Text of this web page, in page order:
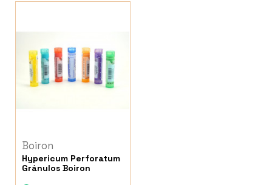
Boiron
Hypericum Perforatum
Gránulos Boiron